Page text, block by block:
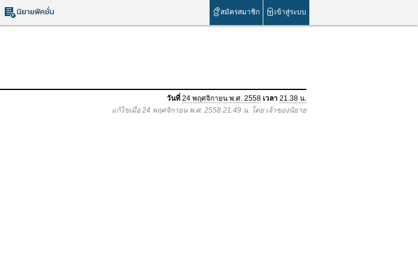
นิยายฟิคชั่น สมัครสมาชิก เข้าสู่ระบบ
วันที่ 24 พฤศจิกายน พ.ศ. 2558 เวลา 21.38 น.
แก้ไขเมื่อ 24 พฤศจิกายน พ.ศ. 2558 21.49 น. โดย เจ้าของนิยาย